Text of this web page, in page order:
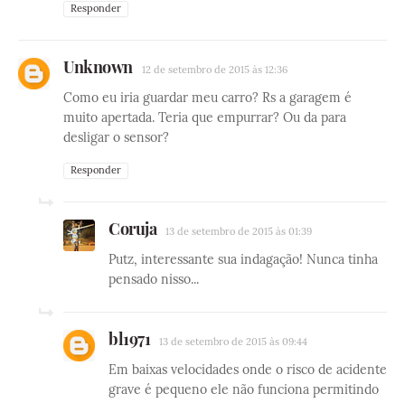
Responder
Unknown 12 de setembro de 2015 às 12:36
Como eu iria guardar meu carro? Rs a garagem é
muito apertada. Teria que empurrar? Ou da para
desligar o sensor?
Responder
Coruja 13 de setembro de 2015 às 01:39
Putz, interessante sua indagação! Nunca tinha
pensado nisso...
bl1971 13 de setembro de 2015 às 09:44
Em baixas velocidades onde o risco de acidente
grave é pequeno ele não funciona permitindo